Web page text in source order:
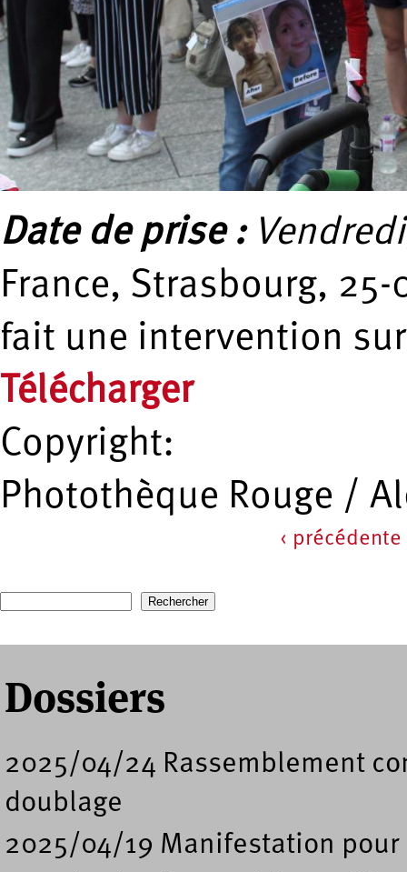
Date de prise :
France, Strasbourg,
fait une intervention
Télécharger
Copyright:
Photothèque Rouge /
‹ précédente
Formulaire de recherche
Dossiers
2025/04/24 Rassemblement
doublage
2025/04/19 Manifestation pour